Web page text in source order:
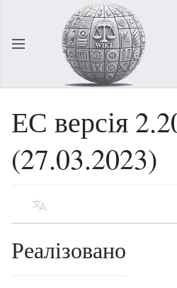
Відкрити головне меню
ЕС версія
(27.03.2023)
Мова
Реалізовано